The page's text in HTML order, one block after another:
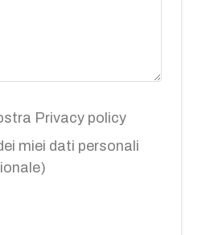
Privacy policy
miei dati personali